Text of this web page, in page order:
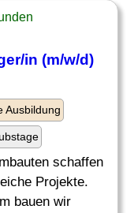
in (m/w/d)
Ausbildung
schaffen
Projekte.
bauen wir